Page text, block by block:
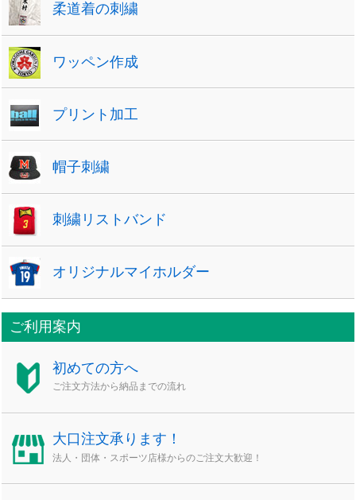
柔道着の刺繍
ワッペン作成
プリント加工
帽子刺繍
刺繍リストバンド
オリジナルマイホルダー
ご利用案内
初めての方へ
ご注文方法から納品までの流れ
大口注文承ります！
法人・団体・スポーツ店様からのご注文大歓迎！